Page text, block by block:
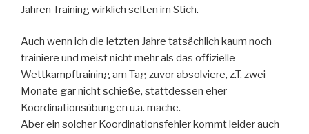
Jahren Training wirklich selten im Stich.
Auch wenn ich die letzten Jahre tatsächlich kaum noch
trainiere und meist nicht mehr als das offizielle
Wettkampftraining am Tag zuvor absolviere, z.T. zwei
Monate gar nicht schieße, stattdessen eher
Koordinationsübungen u.a. mache.
Aber ein solcher Koordinationsfehler kommt leider auch